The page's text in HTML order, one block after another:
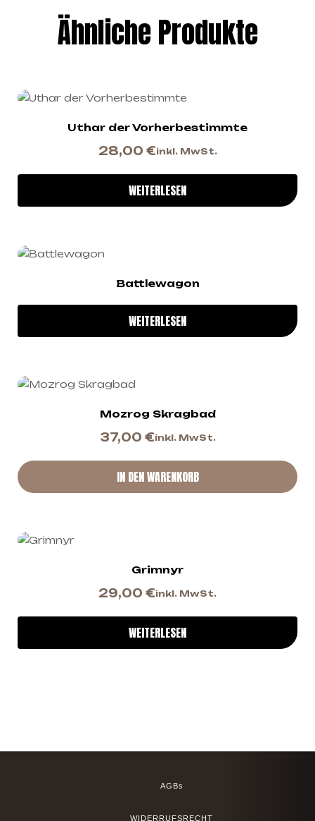
Ähnliche Produkte
Uthar der Vorherbestimmte
28,00 €inkl. MwSt.
WEITERLESEN
Battlewagon
WEITERLESEN
Mozrog Skragbad
37,00 €inkl. MwSt.
IN DEN WARENKORB
Grimnyr
29,00 €inkl. MwSt.
WEITERLESEN
AGBs
WIDERRUFSRECHT